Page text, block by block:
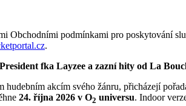
Obchodními podmínkami pro poskytování
.
fka Layzee a zazní hity od La
akcím svého žánru, přicházejí
24. října 2026 v O2 universu. Indoor